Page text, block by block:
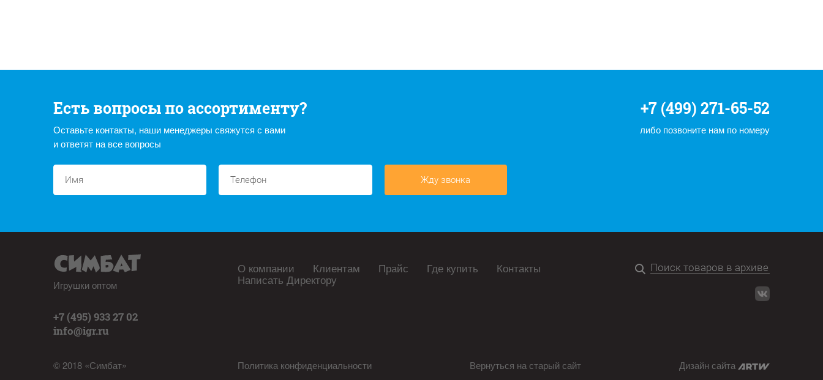
Есть вопросы по ассортименту?
Оставьте контакты, наши менеджеры свяжутся с вами
и ответят на все вопросы
+7 (499) 271-65-52
либо позвоните нам по номеру
Жду звонка
Игрушки оптом
+7 (495) 933 27 02
info@igr.ru
© 2018 «Симбат»
О компании Клиентам Прайс Где купить Контакты
Написать Директору
Политика конфиденциальности Вернуться на старый сайт Дизайн сайта